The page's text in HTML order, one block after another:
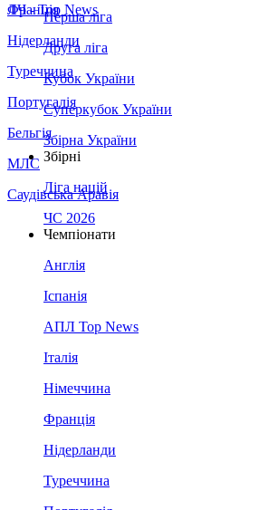
Франція
Нідерланди
Туреччина
Португалія
Бельгія
МЛС
Саудівська Аравія
ЛЧ - Top News
Перша ліга
Друга ліга
Кубок України
Суперкубок України
Збірна України
Збірні
Ліга націй
ЧС 2026
Чемпіонати
Англія
Іспанія
АПЛ Top News
Італія
Німеччина
Франція
Нідерланди
Туреччина